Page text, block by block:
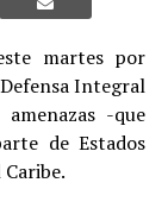
martes por
Integral
-que
de Estados